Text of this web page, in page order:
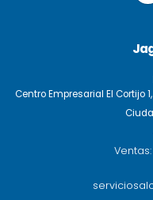
Centro Empresarial El Cortijo
Ventas: